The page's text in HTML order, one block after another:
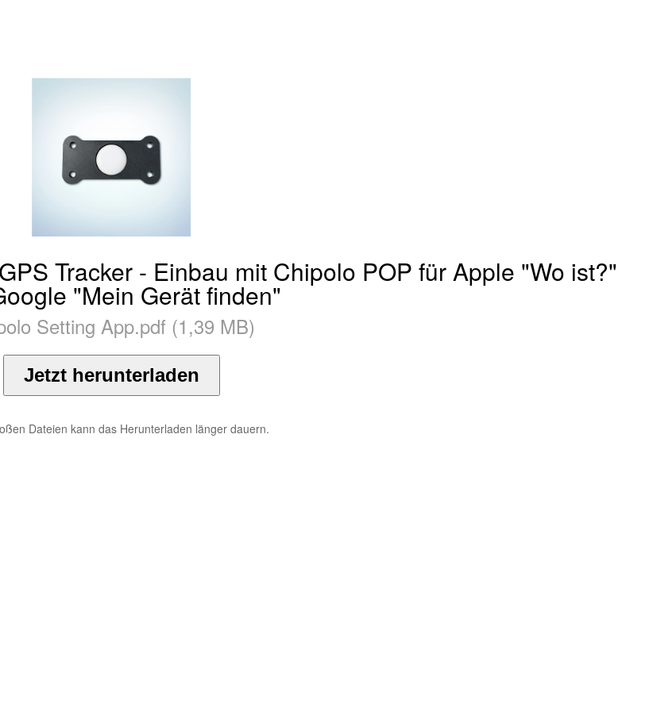
Tracker - Einbau mit Chipolo POP für Apple "Wo ist?"
"Mein Gerät finden"
Setting App.pdf (1,39 MB)
Jetzt herunterladen
Dateien kann das Herunterladen länger dauern.